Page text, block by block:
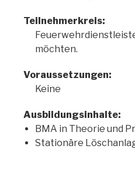
Teilnehmerkreis:
möchten.
Voraussetzungen:
Keine
Ausbildungsinhalte:
BMA in Theorie und
Stationäre